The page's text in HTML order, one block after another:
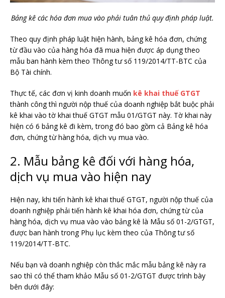
Bảng kê các hóa đơn mua vào phải tuân thủ quy định pháp luật.
Theo quy định pháp luật hiện hành, bảng kê hóa đơn, chứng
từ đầu vào của hàng hóa đã mua hiện được áp dụng theo
mẫu ban hành kèm theo Thông tư số 119/2014/TT-BTC của
Bộ Tài chính.
Thực tế, các đơn vị kinh doanh muốn kê khai thuế GTGT
thành công thì người nộp thuế của doanh nghiệp bắt buộc phải
kê khai vào tờ khai thuế GTGT mẫu 01/GTGT này. Tờ khai này
hiện có 6 bảng kê đi kèm, trong đó bao gồm cả Bảng kê hóa
đơn, chứng từ hàng hóa, dịch vụ mua vào.
2. Mẫu bảng kê đối với hàng hóa,
dịch vụ mua vào hiện nay
Hiện nay, khi tiến hành kê khai thuế GTGT, người nộp thuế của
doanh nghiệp phải tiến hành kê khai hóa đơn, chứng từ của
hàng hóa, dịch vụ mua vào vào bảng kê là Mẫu số 01-2/GTGT,
được ban hành trong Phụ lục kèm theo của Thông tư số
119/2014/TT-BTC.
Nếu bạn và doanh nghiệp còn thắc mắc mẫu bảng kê này ra
sao thì có thể tham khảo Mẫu số 01-2/GTGT được trình bày
bên dưới đây: